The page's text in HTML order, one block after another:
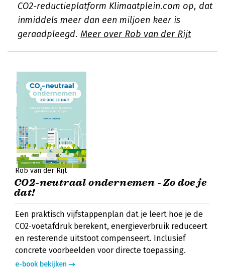
CO2-reductieplatform Klimaatplein.com op, dat
inmiddels meer dan een miljoen keer is
geraadpleegd. Meer over Rob van der Rijt
Rob van der Rijt
CO2-neutraal ondernemen - Zo doe je
dat!
Een praktisch vijfstappenplan dat je leert hoe je de
CO2-voetafdruk berekent, energieverbruik reduceert
en resterende uitstoot compenseert. Inclusief
concrete voorbeelden voor directe toepassing.
e-book bekijken